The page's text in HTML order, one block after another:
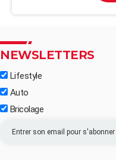
NEWSLETTERS
Lifestyle
Auto
Bricolage